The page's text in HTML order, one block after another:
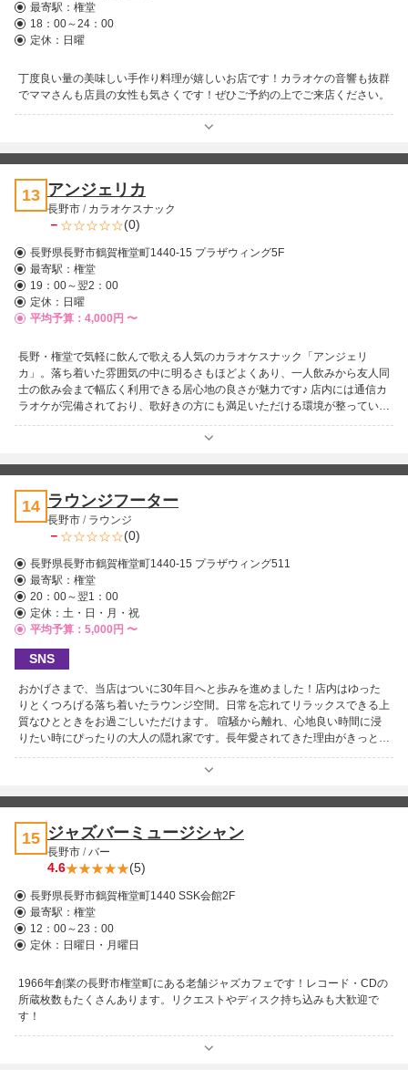
最寄駅： 権堂
18：00～24：00
定休：日曜
丁度良い量の美味しい手作り料理が嬉しいお店です！カラオケの音響も抜群
でママさんも店員の女性も気さくです！ぜひご予約の上でご来店ください。
13 アンジェリカ
長野市 / カラオケスナック
－ (0)
長野県長野市鶴賀権堂町1440-15 プラザウィング5F
最寄駅： 権堂
19：00～翌2：00
定休：日曜
平均予算：4,000円 〜
長野・権堂で気軽に飲んで歌える人気のカラオケスナック「アンジェリ
カ」。落ち着いた雰囲気の中に明るさもほどよくあり、一人飲みから友人同
士の飲み会まで幅広く利用できる居心地の良さが魅力です♪ 店内には通信カ
ラオケが完備されており、歌好きの方にも満足いただける環境が整っていま
す。好きな曲を楽しんだり、仲間と盛り上がったり、その日の気分で自由に
過ごせるのがアンジェリカならではの魅力です！ 初めての方でも入りやす
セスも便利で、長野市権堂町プラザウィング5Fに位置し、お仕事帰りやお
出かけのついでにも立ち寄りやすいロケーション。営業時間は19時から翌2
時までと、ゆっくり過ごせるのも嬉しいポイントです。 心地よく飲んで歌
える夜を過ごしたい方は、ぜひ一度「アンジェリカ」へ。気軽に楽しめる素
14 ラウンジフーター
長野市 / ラウンジ
－ (0)
長野県長野市鶴賀権堂町1440-15 プラザウィング511
最寄駅： 権堂
20：00～翌1：00
定休：土・日・月・祝
平均予算：5,000円 〜
SNS
おかげさまで、当店はついに30年目へと歩みを進めました！店内はゆった
りとくつろげる落ち着いたラウンジ空間。日常を忘れてリラックスできる上
質なひとときをお過ごしいただけます。 喧騒から離れ、心地良い時間に浸
りたい時にぴったりの大人の隠れ家です。長年愛されてきた理由がきっと伝
わる、温かく上品なひとときをぜひお楽しみください♪
15 ジャズバーミュージシャン
長野市 /バー
4.6 (5)
長野県長野市鶴賀権堂町1440 SSK会館2F
最寄駅： 権堂
12：00～23：00
定休：日曜日・月曜日
1966年創業の長野市権堂町にある老舗ジャズカフェです！レコード・CDの
所蔵枚数もたくさんあります。リクエストやディスク持ち込みも大歓迎で
す！